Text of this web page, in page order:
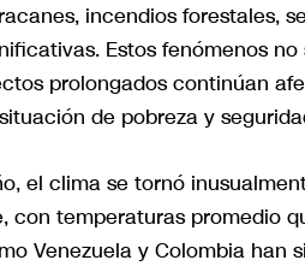
incendios forestales,
Estos fenómenos
prolongados continúan
de pobreza y
el clima se tornó
con temperaturas promedio
Venezuela y Colombia